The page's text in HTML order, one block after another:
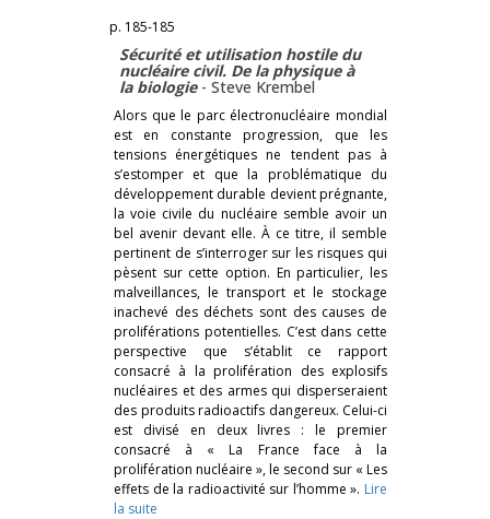
p. 185-185
Sécurité et utilisation hostile du
nucléaire civil. De la physique à
la biologie - Steve Krembel
Alors que le parc électronucléaire mondial
est en constante progression, que les
tensions énergétiques ne tendent pas à
s’estomper et que la problématique du
développement durable devient prégnante,
la voie civile du nucléaire semble avoir un
bel avenir devant elle. À ce titre, il semble
pertinent de s’interroger sur les risques qui
pèsent sur cette option. En particulier, les
malveillances, le transport et le stockage
inachevé des déchets sont des causes de
proliférations potentielles. C’est dans cette
perspective que s’établit ce rapport
consacré à la prolifération des explosifs
nucléaires et des armes qui disperseraient
des produits radioactifs dangereux. Celui-ci
est divisé en deux livres : le premier
consacré à « La France face à la
prolifération nucléaire », le second sur « Les
effets de la radioactivité sur l’homme ». Lire
la suite